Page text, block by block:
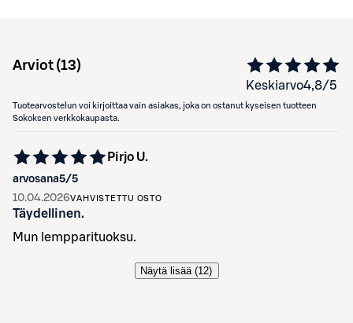
Arviot (13)
Keskiarvo4,8/5
Tuotearvostelun voi kirjoittaa vain asiakas, joka on ostanut kyseisen tuotteen
Sokoksen verkkokaupasta.
arvosana5/5
Pirjo U.
10.04.2026VAHVISTETTU OSTO
Täydellinen.
Mun lempparituoksu.
Näytä lisää (12)